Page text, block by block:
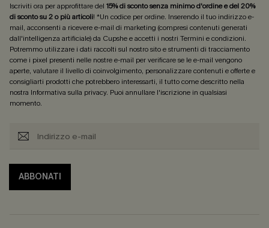
Iscriviti ora per approfittare del 15% di sconto senza minimo d'ordine e del 20%
di sconto su 2 o più articoli! *Un codice per ordine. Inserendo il tuo indirizzo e-
mail, acconsenti a ricevere e-mail di marketing (compresi contenuti generati
dall'intelligenza artificiale) da Cupshe e accetti i nostri Termini e condizioni.
Potremmo utilizzare i dati raccolti sul nostro sito e strumenti di tracciamento
come i pixel presenti nelle nostre e-mail per verificare se le e-mail vengono
aperte, valutare il livello di coinvolgimento, personalizzare contenuti e offerte e
consigliarti prodotti che potrebbero interessarti, il tutto come descritto nella
nostra Informativa sulla privacy. Puoi annullare l'iscrizione in qualsiasi
momento.
ABBONATI